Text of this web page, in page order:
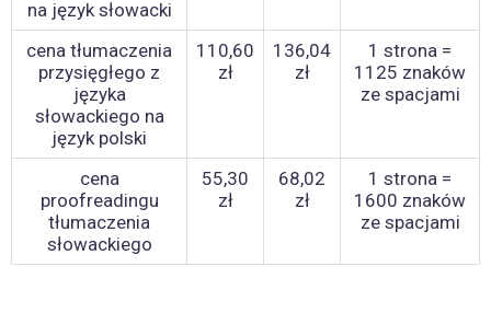
na język słowacki
cena tłumaczenia
przysięgłego z
języka
słowackiego na
język polski
110,60
zł
136,04
zł
1 strona =
1125 znaków
ze spacjami
cena
proofreadingu
tłumaczenia
słowackiego
55,30
zł
68,02
zł
1 strona =
1600 znaków
ze spacjami